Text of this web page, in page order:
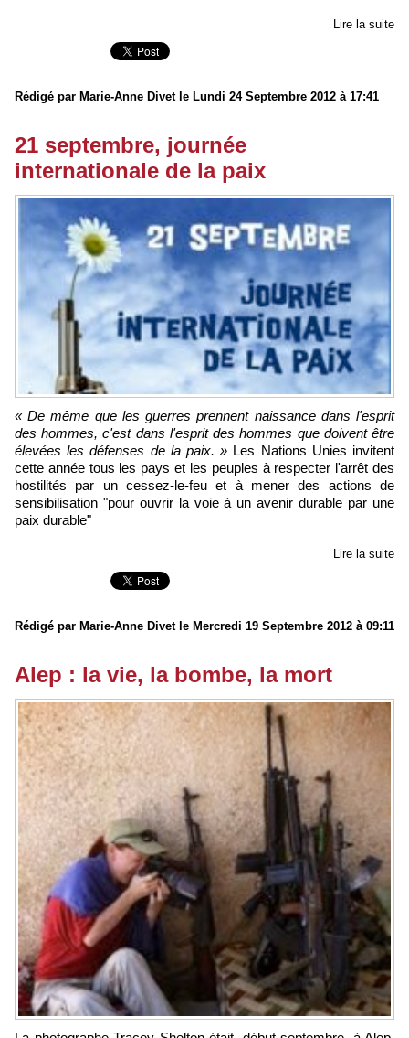
Lire la suite
Rédigé par Marie-Anne Divet le Lundi 24 Septembre 2012 à 17:41
21 septembre, journée
internationale de la paix
« De même que les guerres prennent naissance dans l'esprit
des hommes, c'est dans l'esprit des hommes que doivent être
élevées les défenses de la paix. » Les Nations Unies invitent
cette année tous les pays et les peuples à respecter l'arrêt des
hostilités par un cessez-le-feu et à mener des actions de
sensibilisation "pour ouvrir la voie à un avenir durable par une
paix durable"
Lire la suite
Rédigé par Marie-Anne Divet le Mercredi 19 Septembre 2012 à 09:11
Alep : la vie, la bombe, la mort